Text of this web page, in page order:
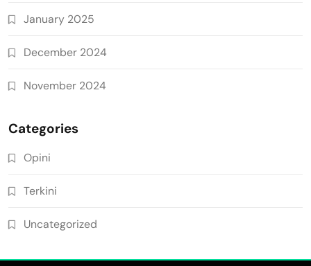
January 2025
December 2024
November 2024
Categories
Opini
Terkini
Uncategorized